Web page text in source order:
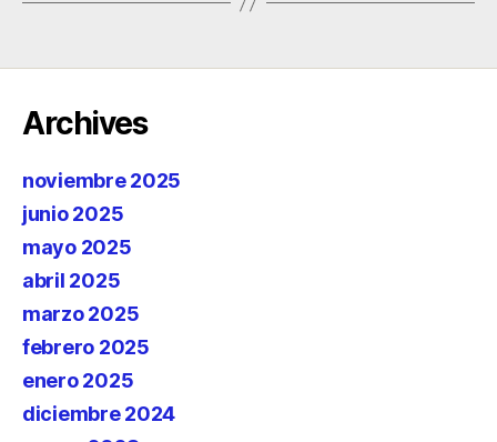
Archives
noviembre 2025
junio 2025
mayo 2025
abril 2025
marzo 2025
febrero 2025
enero 2025
diciembre 2024